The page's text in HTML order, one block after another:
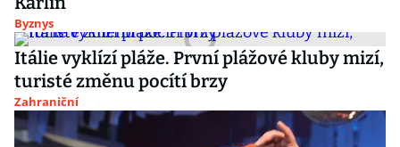
Byznys
Itálie vyklízí pláže. První plážové kluby mizí,
turisté změnu pocítí brzy
Zahraniční